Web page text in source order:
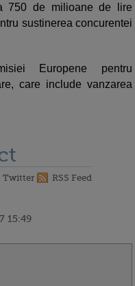
750 de milioane de lire
sustinerea concurentei
Europene pentru
care include vanzarea
Twitter RSS Feed
15:49